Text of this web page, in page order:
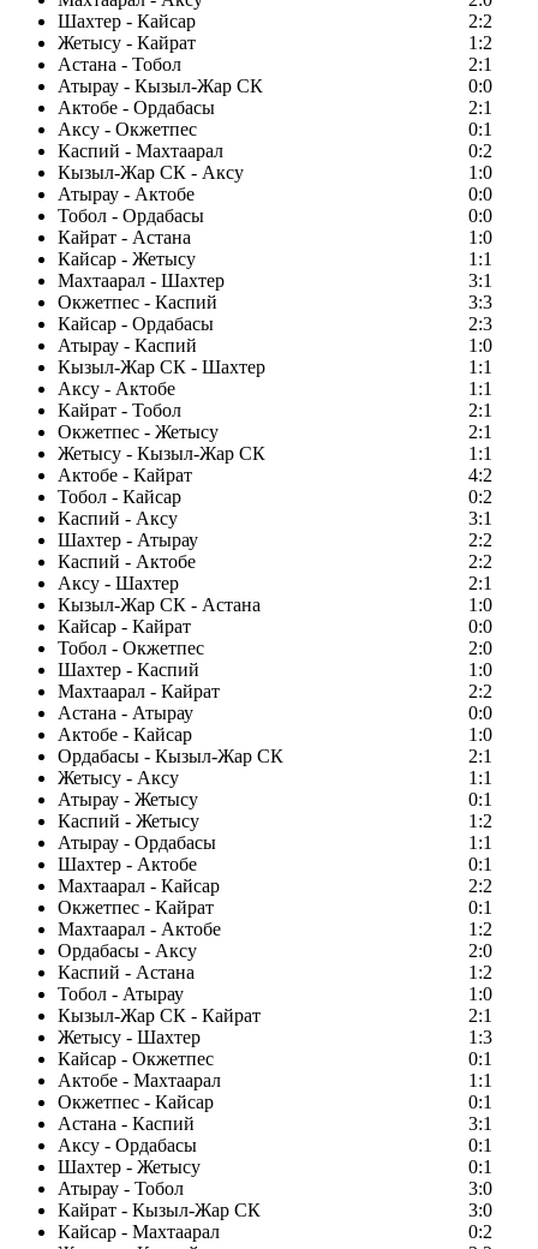
Шахтер - Кайсар
2:2
Жетысу - Кайрат
1:2
Астана - Тобол
2:1
Атырау - Кызыл-Жар СК
0:0
Актобе - Ордабасы
2:1
Аксу - Окжетпес
0:1
Каспий - Махтаарал
0:2
Кызыл-Жар СК - Аксу
1:0
Атырау - Актобе
0:0
Тобол - Ордабасы
0:0
Кайрат - Астана
1:0
Кайсар - Жетысу
1:1
Махтаарал - Шахтер
3:1
Окжетпес - Каспий
3:3
Кайсар - Ордабасы
2:3
Атырау - Каспий
1:0
Кызыл-Жар СК - Шахтер
1:1
Аксу - Актобе
1:1
Кайрат - Тобол
2:1
Окжетпес - Жетысу
2:1
Жетысу - Кызыл-Жар СК
1:1
Актобе - Кайрат
4:2
Тобол - Кайсар
0:2
Каспий - Аксу
3:1
Шахтер - Атырау
2:2
Каспий - Актобе
2:2
Аксу - Шахтер
2:1
Кызыл-Жар СК - Астана
1:0
Кайсар - Кайрат
0:0
Тобол - Окжетпес
2:0
Шахтер - Каспий
1:0
Махтаарал - Кайрат
2:2
Астана - Атырау
0:0
Актобе - Кайсар
1:0
Ордабасы - Кызыл-Жар СК
2:1
Жетысу - Аксу
1:1
Атырау - Жетысу
0:1
Каспий - Жетысу
1:2
Атырау - Ордабасы
1:1
Шахтер - Актобе
0:1
Махтаарал - Кайсар
2:2
Окжетпес - Кайрат
0:1
Махтаарал - Актобе
1:2
Ордабасы - Аксу
2:0
Каспий - Астана
1:2
Тобол - Атырау
1:0
Кызыл-Жар СК - Кайрат
2:1
Жетысу - Шахтер
1:3
Кайсар - Окжетпес
0:1
Актобе - Махтаарал
1:1
Окжетпес - Кайсар
0:1
Астана - Каспий
3:1
Аксу - Ордабасы
0:1
Шахтер - Жетысу
0:1
Атырау - Тобол
3:0
Кайрат - Кызыл-Жар СК
3:0
Кайсар - Махтаарал
0:2